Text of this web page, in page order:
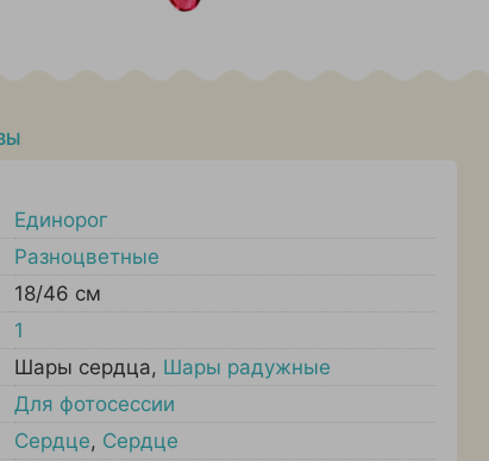
Единорог
Разноцветные
18/46 см
1
Шары сердца, Шары радужные
Для фотосессии
Сердце, Сердце